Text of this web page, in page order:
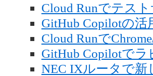
Cloud Runでテス
GitHub Copilotの
Cloud Runで
GitHub Copilotでラ
NEC IXルータで